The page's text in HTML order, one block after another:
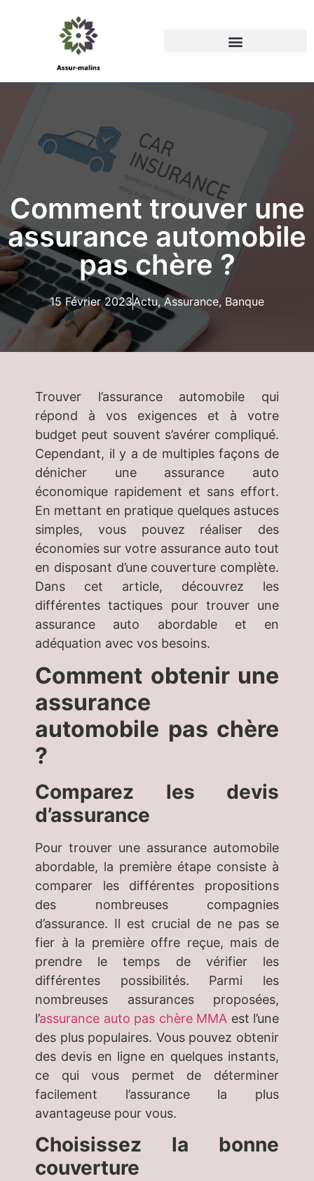
Comment trouver une
assurance automobile
pas chère ?
15 Février 2023Actu,Assurance, Banque
Trouver l’assurance automobile qui
répond à vos exigences et à votre
budget peut souvent s’avérer compliqué.
Cependant, il y a de multiples façons de
dénicher une assurance auto
économique rapidement et sans effort.
En mettant en pratique quelques astuces
simples, vous pouvez réaliser des
économies sur votre assurance auto tout
en disposant d’une couverture complète.
Dans cet article, découvrez les
différentes tactiques pour trouver une
assurance auto abordable et en
adéquation avec vos besoins.
Comment obtenir une
assurance
automobile pas chère
?
Comparez les devis
d’assurance
Pour trouver une assurance automobile
abordable, la première étape consiste à
comparer les différentes propositions
des nombreuses compagnies
d’assurance. Il est crucial de ne pas se
fier à la première offre reçue, mais de
prendre le temps de vérifier les
différentes possibilités. Parmi les
nombreuses assurances proposées,
l’assurance auto pas chère MMA est l’une
des plus populaires. Vous pouvez obtenir
des devis en ligne en quelques instants,
ce qui vous permet de déterminer
facilement l’assurance la plus
avantageuse pour vous.
Choisissez la bonne
couverture